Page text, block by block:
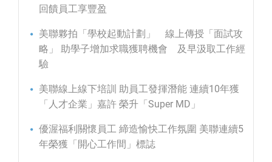
回饋員工享豐盈
美聯夥拍「學校起動計劃」 線上傳授「面試攻
略」 助學子增加求職獲聘機會 及早汲取工作經
驗
美聯線上線下培訓 助員工發揮潛能 連續10年獲
「人才企業」嘉許 榮升「Super MD」
優渥福利關懷員工 締造愉快工作氛圍 美聯連續5
年榮獲「開心工作間」標誌